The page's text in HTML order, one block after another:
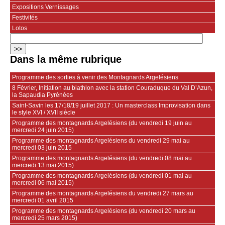
Expositions Vernissages
Festivités
Lotos
Dans la même rubrique
Programme des sorties à venir des Montagnards Argelésiens
8 Février, Initiation au biathlon avec la station Couraduque du Val D’Azun,
la Sapaudia Pyrénées
Saint-Savin les 17/18/19 juillet 2017 : Un masterclass Improvisation dans
le style XVI / XVII siècle
Programme des montagnards Argelésiens (du vendredi 19 juin au
mercredi 24 juin 2015)
Programme des montagnards Argelésiens du vendredi 29 mai au
mercredi 03 juin 2015
Programme des montagnards Argelésiens (du vendredi 08 mai au
mercredi 13 mai 2015)
Programme des montagnards Argelésiens (du vendredi 01 mai au
mercredi 06 mai 2015)
Programme des montagnards Argelésiens du vendredi 27 mars au
mercredi 01 avril 2015
Programme des montagnards Argelésiens (du vendredi 20 mars au
mercredi 25 mars 2015)